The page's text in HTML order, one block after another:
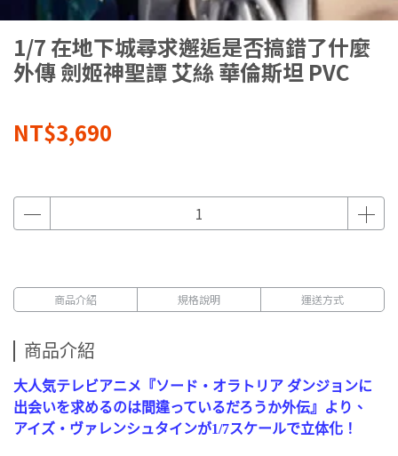
1/7 在地下城尋求邂逅是否搞錯了什麼
外傳 劍姬神聖譚 艾絲 華倫斯坦 PVC
NT$3,690
商品介紹 規格說明 運送方式
商品介紹
大人気テレビアニメ『ソード・オラトリア ダンジョンに
出会いを求めるのは間違っているだろうか外伝』より、
アイズ・ヴァレンシュタインが1/7スケールで立体化！